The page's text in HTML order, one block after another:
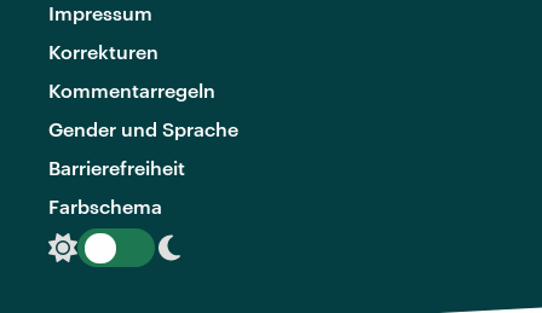
Impressum
Korrekturen
Kommentarregeln
Gender und Sprache
Barrierefreiheit
Farbschema